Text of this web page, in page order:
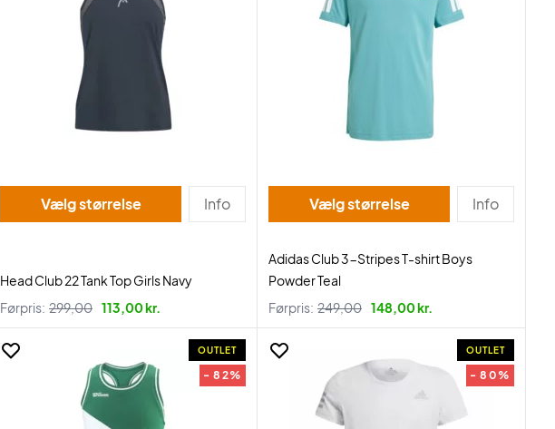
Vælg størrelse Info
Head Club 22 Tank Top Girls Navy
Førpris: 299,00 113,00 kr.
Vælg størrelse Info
Adidas Club 3-Stripes T-shirt Boys
Powder Teal
Førpris: 249,00 148,00 kr.
OUTLET
- 82%
OUTLET
- 80%